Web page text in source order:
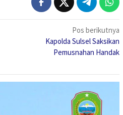
Pos berikutnya
Kapolda Sulsel Saksikan
Pemusnahan Handak